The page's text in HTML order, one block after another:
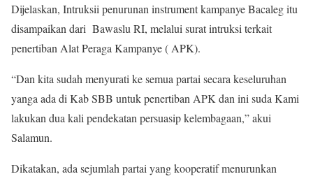
Dijelaskan, Intruksii penurunan instrument kampanye Bacaleg itu
disampaikan dari Bawaslu RI, melalui surat intruksi terkait
penertiban Alat Peraga Kampanye ( APK).
“Dan kita sudah menyurati ke semua partai secara keseluruhan
yanga ada di Kab SBB untuk penertiban APK dan ini suda Kami
lakukan dua kali pendekatan persuasip kelembagaan,” akui
Salamun.
Dikatakan, ada sejumlah partai yang kooperatif menurunkan